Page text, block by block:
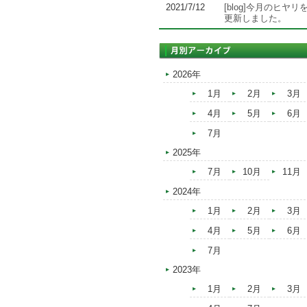
2021/7/12
[blog]今月のヒヤリ
更新しました。
2026年
1月
2月
3月
4月
5月
6月
7月
2025年
7月
10月
11月
2024年
1月
2月
3月
4月
5月
6月
7月
2023年
1月
2月
3月